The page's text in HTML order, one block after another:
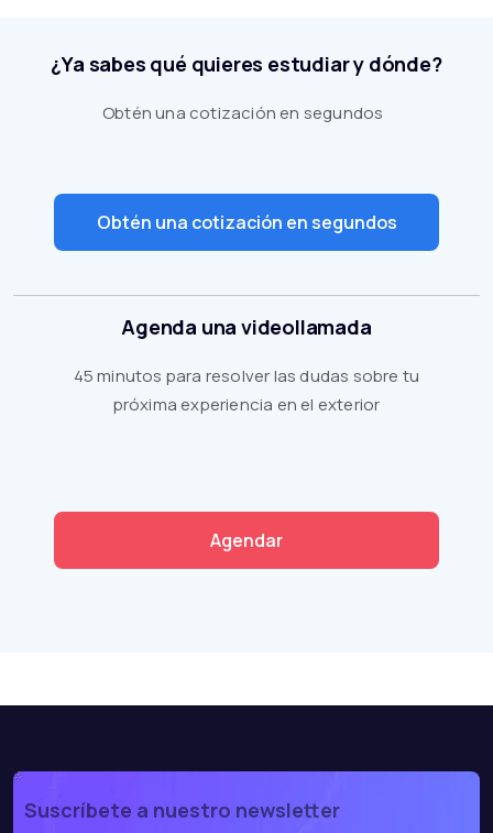
¿Ya sabes qué quieres estudiar y dónde?
Obtén una cotización en segundos
Obtén una cotización en segundos
Agenda una videollamada
45 minutos para resolver las dudas sobre tu
próxima experiencia en el exterior
Agendar
Suscríbete a nuestro newsletter